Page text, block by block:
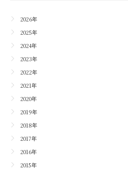
2026年
2025年
2024年
2023年
2022年
2021年
2020年
2019年
2018年
2017年
2016年
2015年